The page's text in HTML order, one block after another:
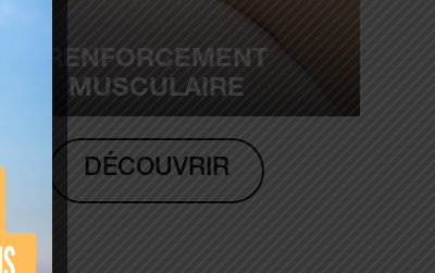
RENFORCEMENT
MUSCULAIRE
DÉCOUVRIR